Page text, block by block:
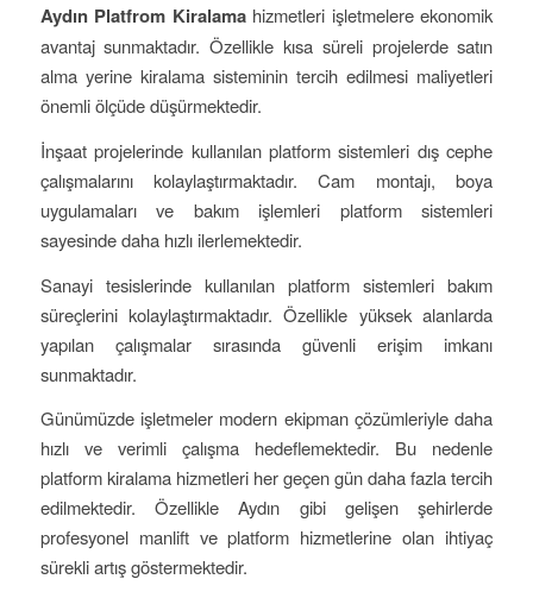
Aydın Platfrom Kiralamahizmetleri işletmelere ekonomik
avantaj sunmaktadır. Özellikle kısa süreli projelerde satın
alma yerine kiralama sisteminin tercih edilmesi maliyetleri
önemli ölçüde düşürmektedir.
İnşaat projelerinde kullanılan platform sistemleri dış cephe
çalışmalarını kolaylaştırmaktadır. Cam montajı, boya
uygulamaları ve bakım işlemleri platform sistemleri
sayesinde daha hızlı ilerlemektedir.
Sanayi tesislerinde kullanılan platform sistemleri bakım
süreçlerini kolaylaştırmaktadır. Özellikle yüksek alanlarda
yapılan çalışmalar sırasında güvenli erişim imkanı
sunmaktadır.
Günümüzde işletmeler modern ekipman çözümleriyle daha
hızlı ve verimli çalışma hedeflemektedir. Bu nedenle
platform kiralama hizmetleri her geçen gün daha fazla tercih
edilmektedir. Özellikle Aydın gibi gelişen şehirlerde
profesyonel manlift ve platform hizmetlerine olan ihtiyaç
sürekli artış göstermektedir.